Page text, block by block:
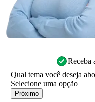
Receba
Qual tema você deseja
Próximo